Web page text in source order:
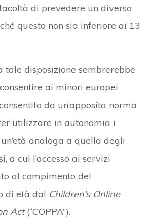
di prevedere un diverso
questo non sia inferiore ai 13
tale disposizione sembrerebbe
ai minori europei
da un’apposita norma
utilizzare in autonomia i
analoga a quella degli
a cui l’accesso ai servizi
al compimento del
di età dal Children’s Online
Act(“COPPA”).